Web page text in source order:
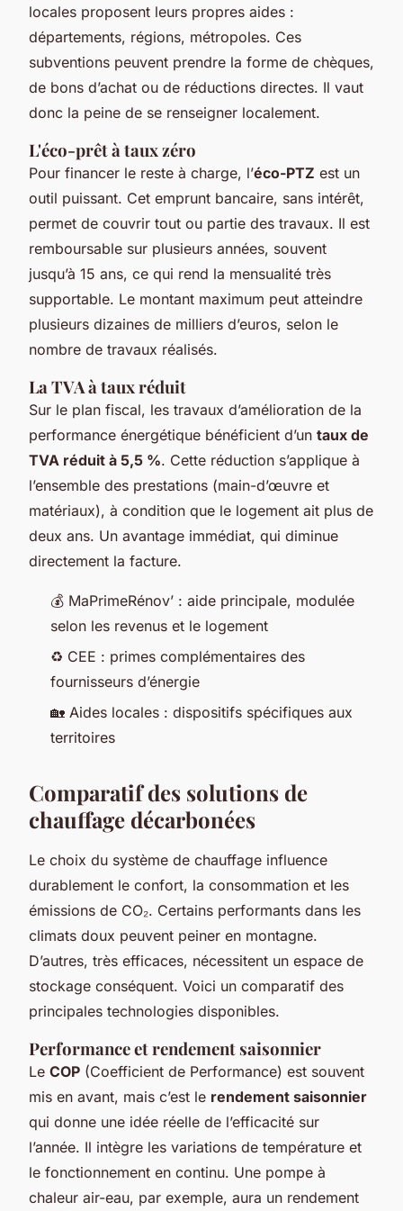
locales proposent leurs propres aides :
départements, régions, métropoles. Ces
subventions peuvent prendre la forme de chèques,
de bons d’achat ou de réductions directes. Il vaut
donc la peine de se renseigner localement.
L'éco-prêt à taux zéro
Pour financer le reste à charge, l’éco-PTZ est un
outil puissant. Cet emprunt bancaire, sans intérêt,
permet de couvrir tout ou partie des travaux. Il est
remboursable sur plusieurs années, souvent
jusqu’à 15 ans, ce qui rend la mensualité très
supportable. Le montant maximum peut atteindre
plusieurs dizaines de milliers d’euros, selon le
nombre de travaux réalisés.
La TVA à taux réduit
Sur le plan fiscal, les travaux d’amélioration de la
performance énergétique bénéficient d’un taux de
TVA réduit à 5,5 %. Cette réduction s’applique à
l’ensemble des prestations (main-d’œuvre et
matériaux), à condition que le logement ait plus de
deux ans. Un avantage immédiat, qui diminue
directement la facture.
💰 MaPrimeRénov’ : aide principale, modulée
selon les revenus et le logement
♻️ CEE : primes complémentaires des
fournisseurs d’énergie
🏡 Aides locales : dispositifs spécifiques aux
territoires
Comparatif des solutions de
chauffage décarbonées
Le choix du système de chauffage influence
durablement le confort, la consommation et les
émissions de CO₂. Certains performants dans les
climats doux peuvent peiner en montagne.
D’autres, très efficaces, nécessitent un espace de
stockage conséquent. Voici un comparatif des
principales technologies disponibles.
Performance et rendement saisonnier
Le COP (Coefficient de Performance) est souvent
mis en avant, mais c’est le rendement saisonnier
qui donne une idée réelle de l’efficacité sur
l’année. Il intègre les variations de température et
le fonctionnement en continu. Une pompe à
chaleur air-eau, par exemple, aura un rendement